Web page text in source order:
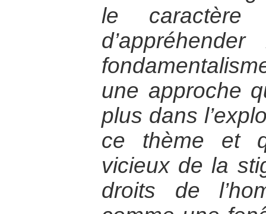
le caractère
une approche
plus dans
ce thème et
vicieux de la
droits de